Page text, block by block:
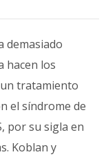
demasiado
hacen los
tratamiento
el síndrome de
por su sigla en
Koblan y